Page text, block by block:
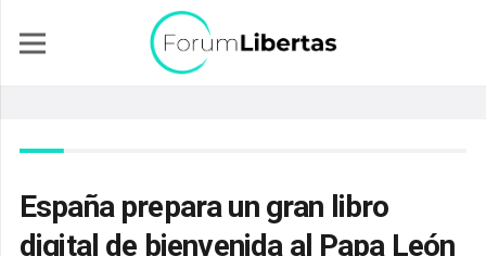
España prepara un gran libro
digital de bienvenida al Papa León